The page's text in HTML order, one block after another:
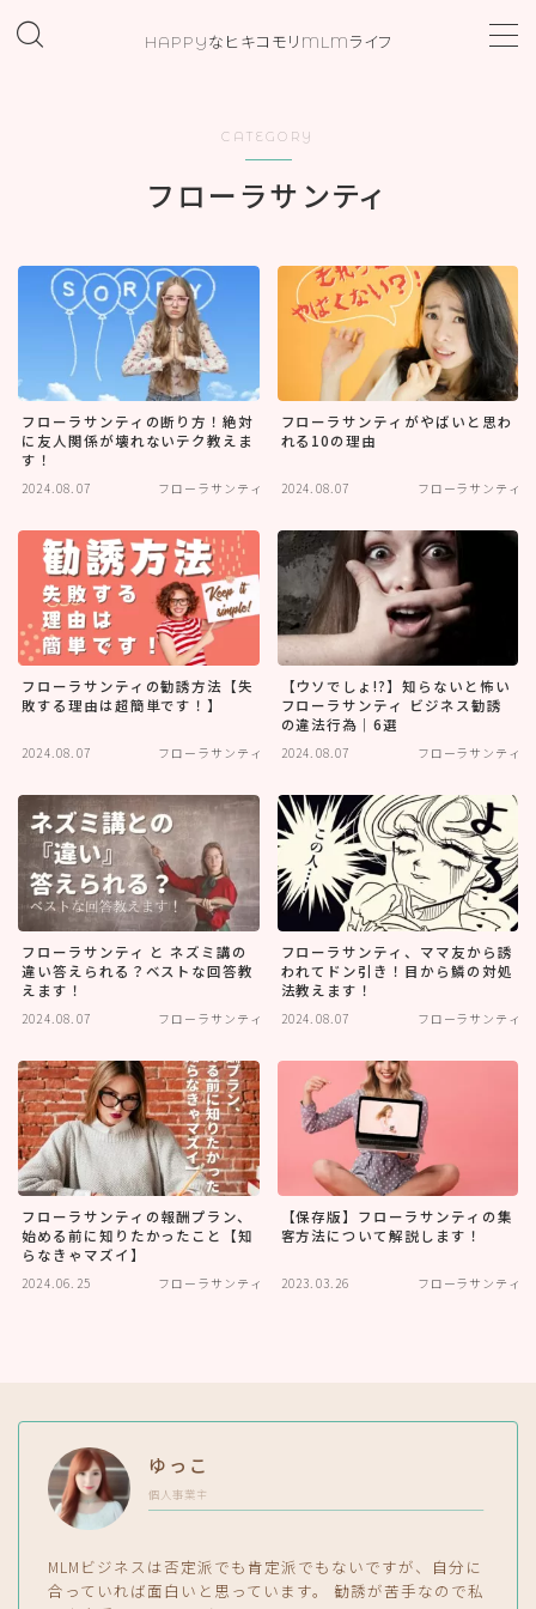
HAPPYなヒキコモリMLMライフ
お問い合わせ
カテゴリー
CATEGORY
フローラサンティ
フローラサンティの断り方！絶対
に友人関係が壊れないテク教えま
す！
2024.08.07 フローラサンティ
フローラサンティがやばいと思わ
れる10の理由
2024.08.07 フローラサンティ
フローラサンティの勧誘方法【失
敗する理由は超簡単です！】
2024.08.07 フローラサンティ
【ウソでしょ!?】知らないと怖い
フローラサンティ ビジネス勧誘
の違法行為｜6選
2024.08.07 フローラサンティ
フローラサンティ と ネズミ講の
違い答えられる？ベストな回答教
えます！
2024.08.07 フローラサンティ
フローラサンティ、ママ友から誘
われてドン引き！目から鱗の対処
法教えます！
2024.08.07 フローラサンティ
フローラサンティの報酬プラン、
始める前に知りたかったこと【知
らなきゃマズイ】
2024.06.25 フローラサンティ
【保存版】フローラサンティの集
客方法について解説します！
2023.03.26 フローラサンティ
ゆっこ
個人事業主
MLMビジネスは否定派でも肯定派でもないですが、自分に
合っていれば面白いと思っています。 勧誘が苦手なので私